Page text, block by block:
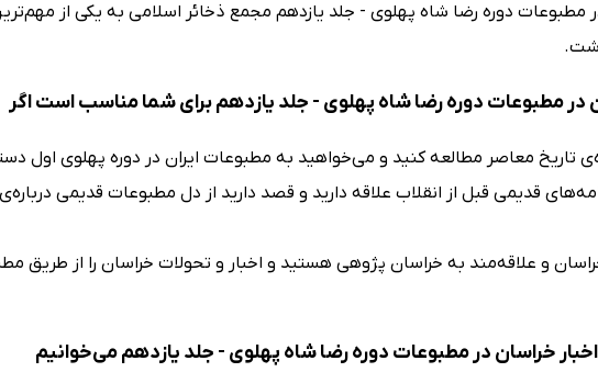
مطبوعات دوره رضا شاه پهلوی - جلد یازدهم مجمع ذخائر اسلامی به یکی از
در مطبوعات دوره رضا شاه پهلوی - جلد یازدهم برای شما مناسب است اگر
تاریخ معاصر مطالعه کنید و می‌خواهید به مطبوعات ایران در دوره پهلوی اول
قدیمی قبل از انقلاب علاقه دارید و قصد دارید از دل مطبوعات قدیمی
و علاقه‌مند به خراسان پژوهی هستید و اخبار و تحولات خراسان را از طریق
خراسان در مطبوعات دوره رضا شاه پهلوی - جلد یازدهم می‌خوانیم